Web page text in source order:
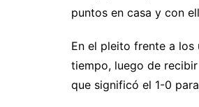
puntos en casa y con
En el pleito frente a
tiempo, luego de
que significó el 1-0 para